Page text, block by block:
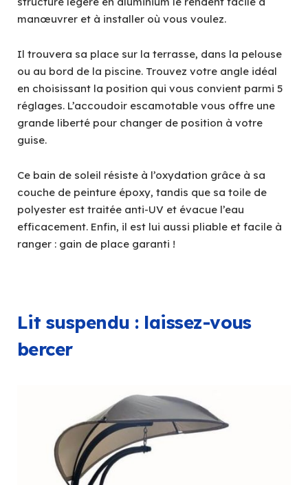
manœuvrer et à installer où vous voulez.
Il trouvera sa place sur la terrasse, dans la pelouse
ou au bord de la piscine. Trouvez votre angle idéal
en choisissant la position qui vous convient parmi 5
réglages. L’accoudoir escamotable vous offre une
grande liberté pour changer de position à votre
guise.
Ce bain de soleil résiste à l’oxydation grâce à sa
couche de peinture époxy, tandis que sa toile de
polyester est traitée anti-UV et évacue l’eau
efficacement. Enfin, il est lui aussi pliable et facile à
ranger : gain de place garanti !
Lit suspendu : laissez-vous
bercer